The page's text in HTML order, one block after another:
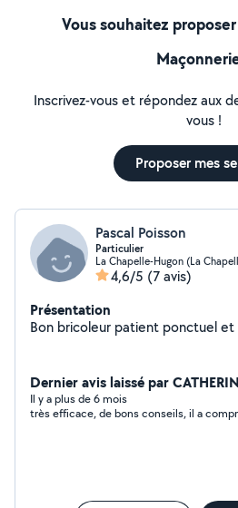
Vous souhaitez
Inscrivez-vous et répondez aux
vous !
Proposer mes
Pascal Poisson
Particulier
La Chapelle-Hugon (La
4,6/5 (7 avis)
Présentation
Bon bricoleur patient ponctuel
Dernier avis laissé par
Il y a plus de 6 mois
très efficace, de bons conseils, il